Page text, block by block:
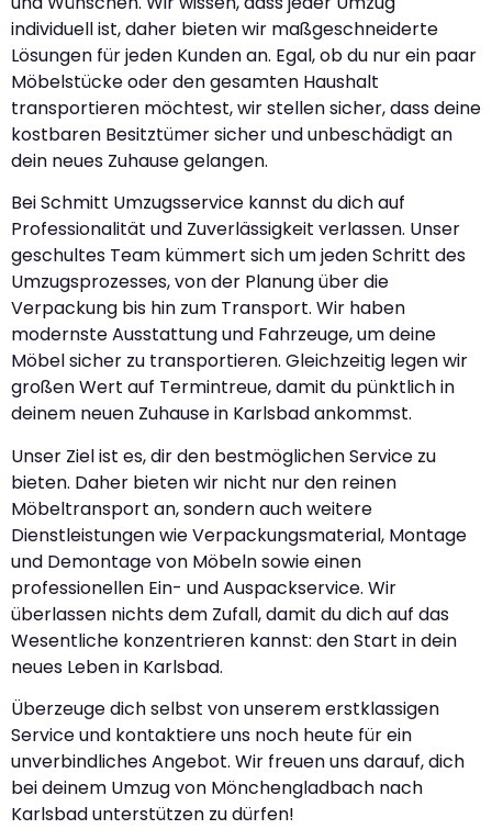
individuell ist, daher bieten wir maßgeschneiderte
Lösungen für jeden Kunden an. Egal, ob du nur ein paar
Möbelstücke oder den gesamten Haushalt
transportieren möchtest, wir stellen sicher, dass deine
kostbaren Besitztümer sicher und unbeschädigt an
dein neues Zuhause gelangen.
Bei Schmitt Umzugsservice kannst du dich auf
Professionalität und Zuverlässigkeit verlassen. Unser
geschultes Team kümmert sich um jeden Schritt des
Umzugsprozesses, von der Planung über die
Verpackung bis hin zum Transport. Wir haben
modernste Ausstattung und Fahrzeuge, um deine
Möbel sicher zu transportieren. Gleichzeitig legen wir
großen Wert auf Termintreue, damit du pünktlich in
deinem neuen Zuhause in Karlsbad ankommst.
Unser Ziel ist es, dir den bestmöglichen Service zu
bieten. Daher bieten wir nicht nur den reinen
Möbeltransport an, sondern auch weitere
Dienstleistungen wie Verpackungsmaterial, Montage
und Demontage von Möbeln sowie einen
professionellen Ein- und Auspackservice. Wir
überlassen nichts dem Zufall, damit du dich auf das
Wesentliche konzentrieren kannst: den Start in dein
neues Leben in Karlsbad.
Überzeuge dich selbst von unserem erstklassigen
Service und kontaktiere uns noch heute für ein
unverbindliches Angebot. Wir freuen uns darauf, dich
bei deinem Umzug von Mönchengladbach nach
Karlsbad unterstützen zu dürfen!